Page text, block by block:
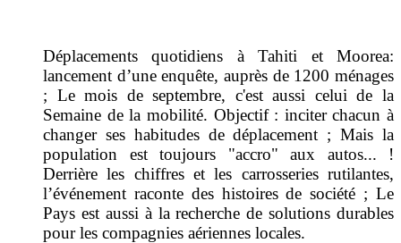
Déplacements quotidiens à Tahiti et Moorea:
lancement d’une enquête, auprès de 1200 ménages
; Le mois de septembre, c'est aussi celui de la
Semaine de la mobilité. Objectif : inciter chacun à
changer ses habitudes de déplacement ; Mais la
population est toujours "accro" aux autos... !
Derrière les chiffres et les carrosseries rutilantes,
l’événement raconte des histoires de société ; Le
Pays est aussi à la recherche de solutions durables
pour les compagnies aériennes locales.